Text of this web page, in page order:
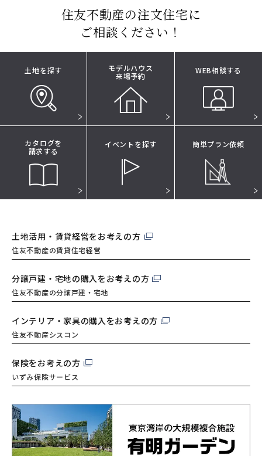
住友不動産の注文住宅に
ご相談ください！
土地を探す
モデルハウス
来場予約
WEB相談する
カタログを
請求する
イベントを探す 簡単プラン依頼
土地活用・賃貸経営をお考えの方
住友不動産の賃貸住宅経営
分譲戸建・宅地の購入をお考えの方
住友不動産の分譲戸建・宅地
インテリア・家具の購入をお考えの方
住友不動産シスコン
保険をお考えの方
いずみ保険サービス